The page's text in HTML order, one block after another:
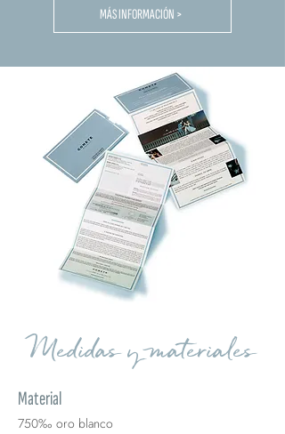
MÁS INFORMACIÓN >
Medidas y materiales
Material
750‰ oro blanco